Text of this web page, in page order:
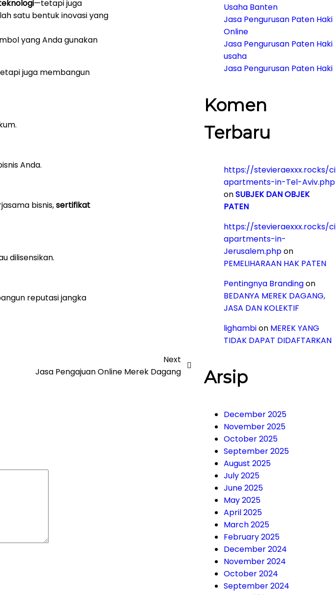
—tetapi juga
satu bentuk inovasi yang
yang Anda gunakan
juga membangun
Anda.
bisnis,sertifikat
dilisensikan.
reputasi jangka
Next
Jasa Pengajuan Online Merek Dagang
Usaha Banten
Jasa Pengurusan Paten Haki
Online
Jasa Pengurusan Paten Haki
usaha
Jasa Pengurusan Paten Haki
Komen
Terbaru
https://stevieraexxx.rocks/
apartments-in-Tel-Aviv.php
onSUBJEK DAN OBJEK
PATEN
https://stevieraexxx.rocks/
apartments-in-
Jerusalem.phpon
PEMELIHARAAN HAK PATEN
Pentingnya Brandingon
BEDANYA MEREK DAGANG,
JASA DAN KOLEKTIF
lighambion MEREK YANG
TIDAK DAPAT DIDAFTARKAN
Arsip
December 2025
November 2025
October 2025
September 2025
August 2025
July 2025
June 2025
May 2025
April 2025
March 2025
February 2025
December 2024
November 2024
October 2024
September 2024